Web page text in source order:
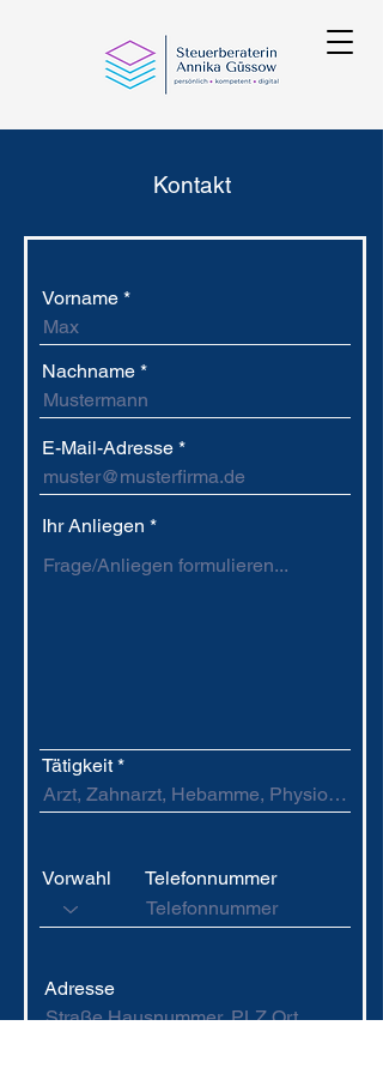
Kontakt
Vorname *
Nachname *
E-Mail-Adresse
Ihr Anliegen
Tätigkeit *
Vorwahl Telefonnummer
Adresse